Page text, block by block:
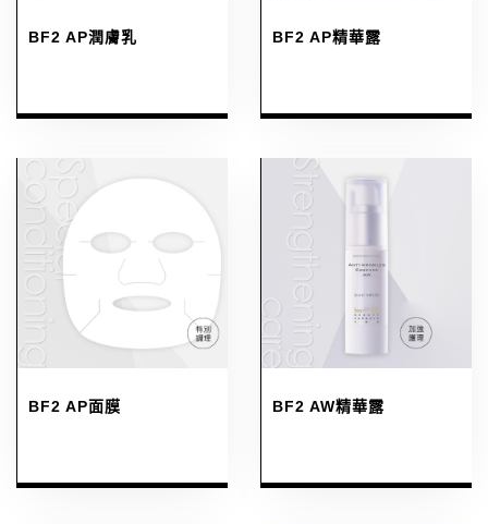
BF2 AP潤膚乳 BF2 AP精華露
BF2 AP面膜 BF2 AW精華露